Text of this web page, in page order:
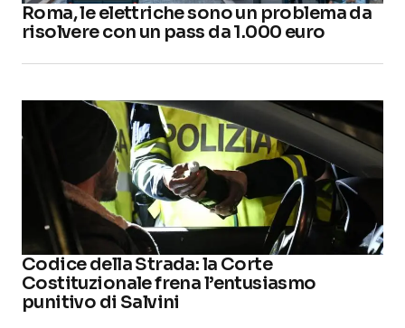
Roma, le elettriche sono un problema da
risolvere con un pass da 1.000 euro
Codice della Strada: la Corte
Costituzionale frena l’entusiasmo
punitivo di Salvini